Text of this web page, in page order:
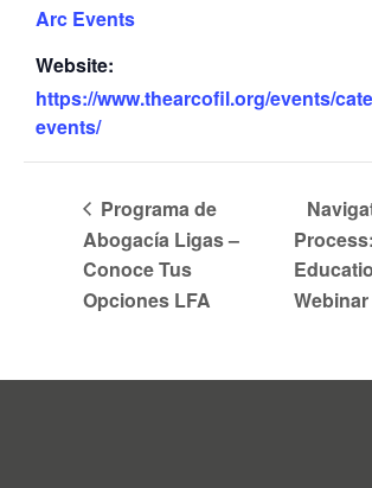
Arc Events
Website:
https://www.thearcofil.org/events/
events/
Programa de
Abogacía Ligas –
Conoce Tus
Opciones LFA
Webinar